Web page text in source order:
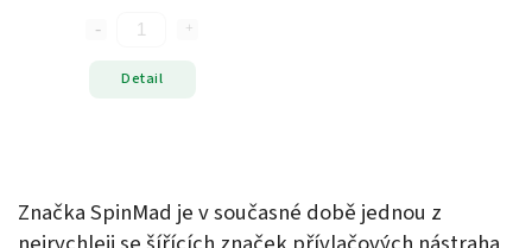
Detail
Značka SpinMad je v současné době jednou z